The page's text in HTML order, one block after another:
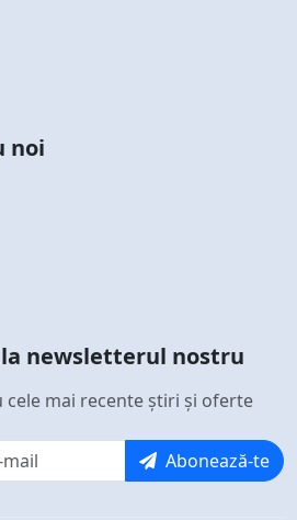
noi
newsletterul nostru
cele mai recente știri și oferte
Abonează-te